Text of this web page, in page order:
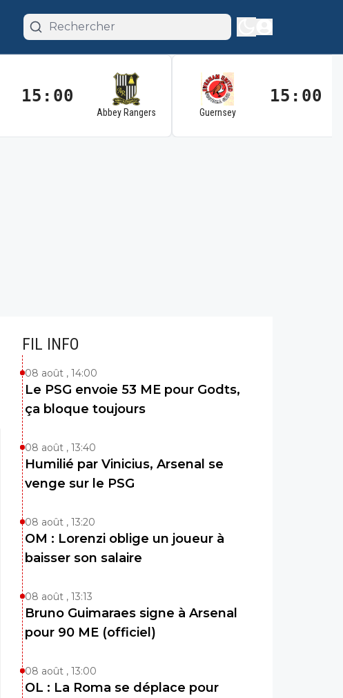
15:00
Abbey Rangers Guernsey
15:00
FIL INFO
08 août , 14:00
Le PSG envoie 53 ME pour Godts,
ça bloque toujours
08 août , 13:40
Humilié par Vinicius, Arsenal se
venge sur le PSG
08 août , 13:20
OM : Lorenzi oblige un joueur à
baisser son salaire
08 août , 13:13
Bruno Guimaraes signe à Arsenal
pour 90 ME (officiel)
08 août , 13:00
OL : La Roma se déplace pour